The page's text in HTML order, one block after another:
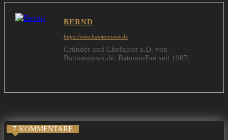
BERND
https://www.batmannews.de
Gründer und Chefautor a.D. von
Batmannews.de. Batman-Fan seit 1987.
7 KOMMENTARE